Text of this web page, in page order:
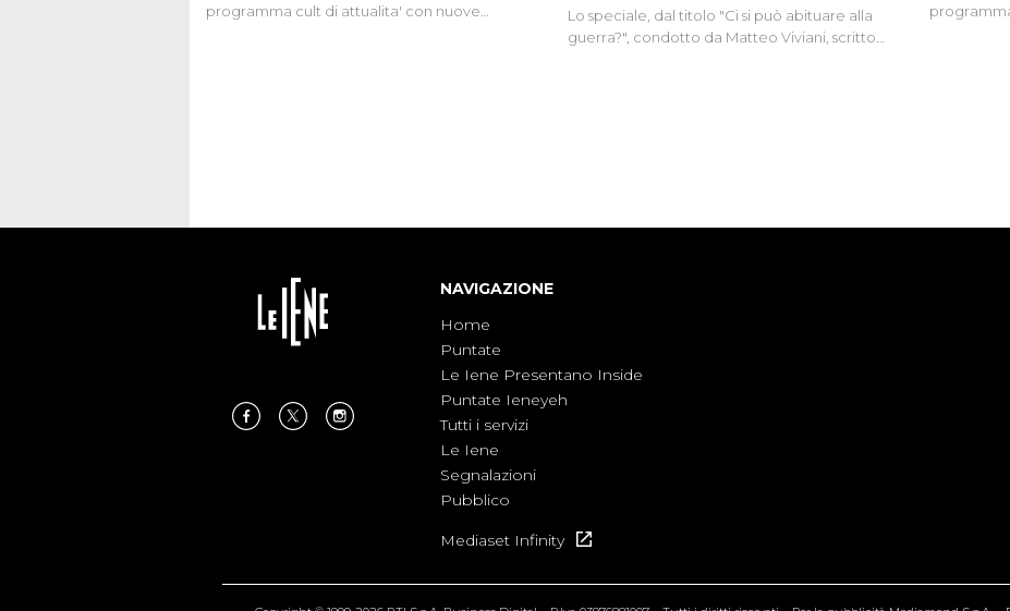
programma cult di attualita' con nuove
Lo speciale, dal titolo "Ci si può abituare alla
guerra?", condotto da Matteo Viviani, scritto
NAVIGAZIONE
Home
Puntate
Le Iene Presentano Inside
Puntate Ieneyeh
Tutti i servizi
Le Iene
Segnalazioni
Pubblico
Mediaset Infinity